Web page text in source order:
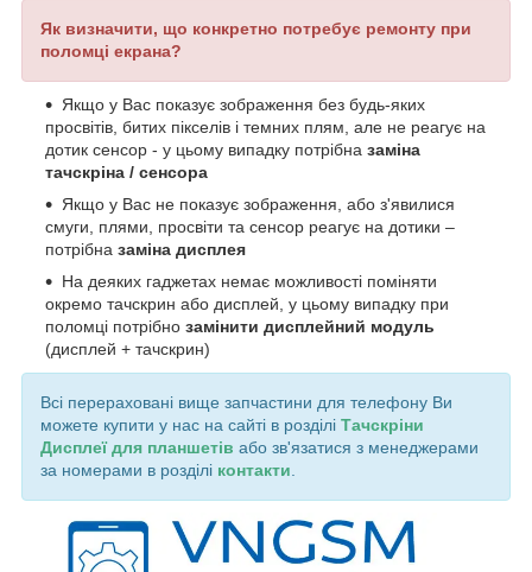
Як визначити, що конкретно потребує ремонту при
поломці екрана?
Якщо у Вас показує зображення без будь-яких
просвітів, битих пікселів і темних плям, але не реагує на
дотик сенсор - у цьому випадку потрібна заміна
тачскріна / сенсора
Якщо у Вас не показує зображення, або з'явилися
смуги, плями, просвіти та сенсор реагує на дотики –
потрібна заміна дисплея
На деяких гаджетах немає можливості поміняти
окремо тачскрин або дисплей, у цьому випадку при
поломці потрібно замінити дисплейний модуль
(дисплей + тачскрин)
Всі перераховані вище запчастини для телефону Ви
можете купити у нас на сайті в розділі Тачскріни
Дисплеї для планшетів або зв'язатися з менеджерами
за номерами в розділі контакти